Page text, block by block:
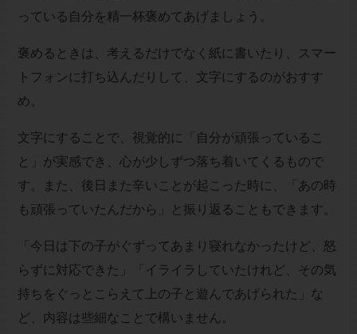
っている自分を精一杯褒めてあげましょう。
褒めるときは、考えるだけでなく紙に書いたり、スマー
トフォンに打ち込んだりして、文字にするのがおすす
め。
文字にすることで、視覚的に「自分が頑張っているこ
と」が実感でき、心が少しずつ落ち着いてくるもので
す。また、後日また辛いことが起こった時に、「あの時
も頑張っていたんだから」と振り返ることもできます。
「今日は下の子がぐずってあまり寝れなかったけど、怒
らずに対応できた」「イライラしていたけれど、その気
持ちをぐっとこらえて上の子と遊んであげられた」な
ど、内容は些細なことで構いません。